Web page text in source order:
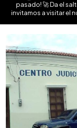
pasado! 🚀 Da el
invitamos a visitar el